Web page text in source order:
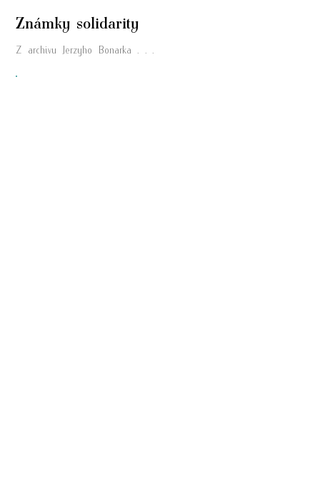
Známky solidarity
Z archivu Jerzyho Bonarka . . .
"